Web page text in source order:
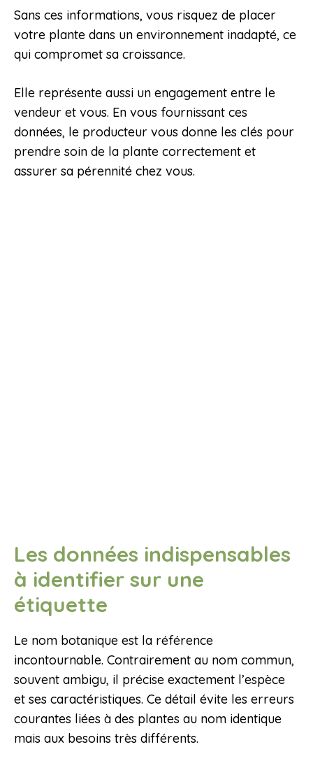
Sans ces informations, vous risquez de placer
votre plante dans un environnement inadapté, ce
qui compromet sa croissance.
Elle représente aussi un engagement entre le
vendeur et vous. En vous fournissant ces
données, le producteur vous donne les clés pour
prendre soin de la plante correctement et
assurer sa pérennité chez vous.
Les données indispensables
à identifier sur une
étiquette
Le nom botanique est la référence
incontournable. Contrairement au nom commun,
souvent ambigu, il précise exactement l’espèce
et ses caractéristiques. Ce détail évite les erreurs
courantes liées à des plantes au nom identique
mais aux besoins très différents.